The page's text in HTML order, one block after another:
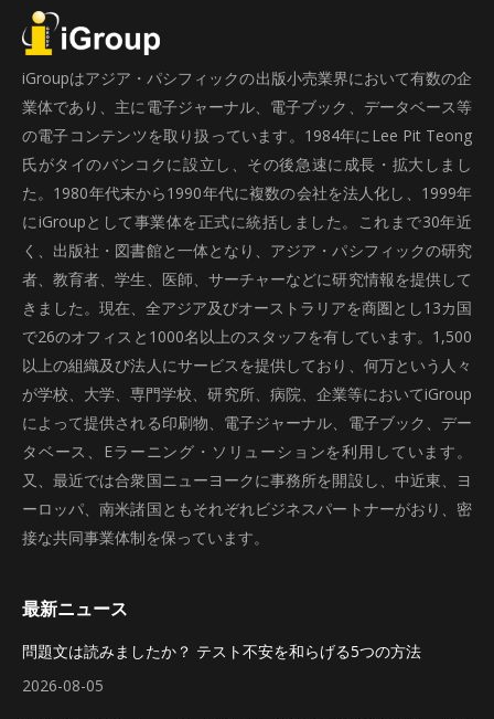
iGroupはアジア・パシフィックの出版小売業界において有数の企
業体であり、主に電子ジャーナル、電子ブック、データベース等
の電子コンテンツを取り扱っています。1984年にLee Pit Teong
氏がタイのバンコクに設立し、その後急速に成長・拡大しまし
た。1980年代末から1990年代に複数の会社を法人化し、1999年
にiGroupとして事業体を正式に統括しました。これまで30年近
く、出版社・図書館と一体となり、アジア・パシフィックの研究
者、教育者、学生、医師、サーチャーなどに研究情報を提供して
きました。現在、全アジア及びオーストラリアを商圏とし13カ国
で26のオフィスと1000名以上のスタッフを有しています。1,500
以上の組織及び法人にサービスを提供しており、何万という人々
が学校、大学、専門学校、研究所、病院、企業等においてiGroup
によって提供される印刷物、電子ジャーナル、電子ブック、デー
タベース、Eラーニング・ソリューションを利用しています。
又、最近では合衆国ニューヨークに事務所を開設し、中近東、ヨ
ーロッパ、南米諸国ともそれぞれビジネスパートナーがおり、密
接な共同事業体制を保っています。
最新ニュース
問題文は読みましたか？ テスト不安を和らげる5つの方法
2026-08-05